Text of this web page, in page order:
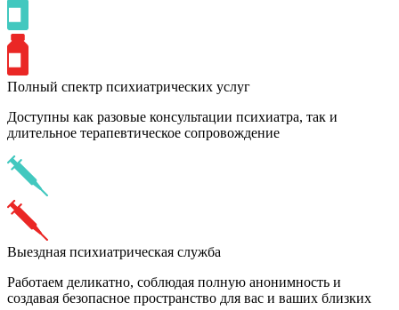
Полный спектр психиатрических услуг
Доступны как разовые консультации психиатра, так и
длительное терапевтическое сопровождение
Выездная психиатрическая служба
Работаем деликатно, соблюдая полную анонимность и
создавая безопасное пространство для вас и ваших близких